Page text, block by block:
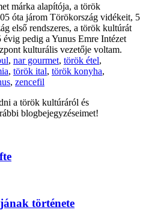
márka alapítója, a török
óta járom Törökország vidékeit, 5
első rendszeres, a török kultúrát
pedig a Yunus Emre Intézet
kulturális vezetője voltam.
, nar gourmet, török étel,
, török ital, török konyha,
, zencefil
a török kultúráról és
blogbejegyzéseimet!
története